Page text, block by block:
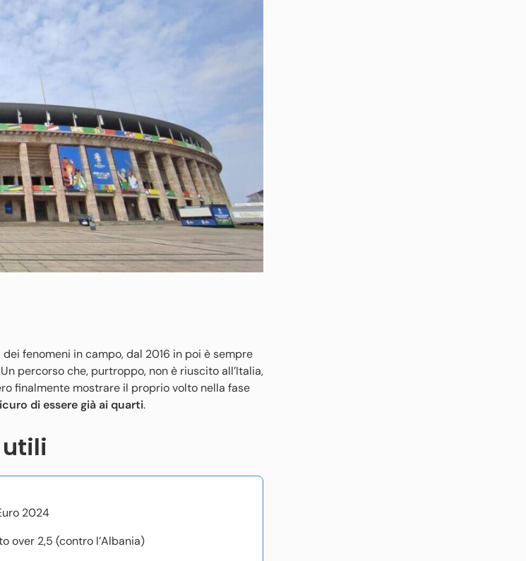
fenomeni in campo, dal 2016 in poi è sempre
percorso che, purtroppo, non è riuscito all’Italia,
finalmente mostrare il proprio volto nella fase
di essere già ai quarti.
2024
over 2,5 (contro l’Albania)